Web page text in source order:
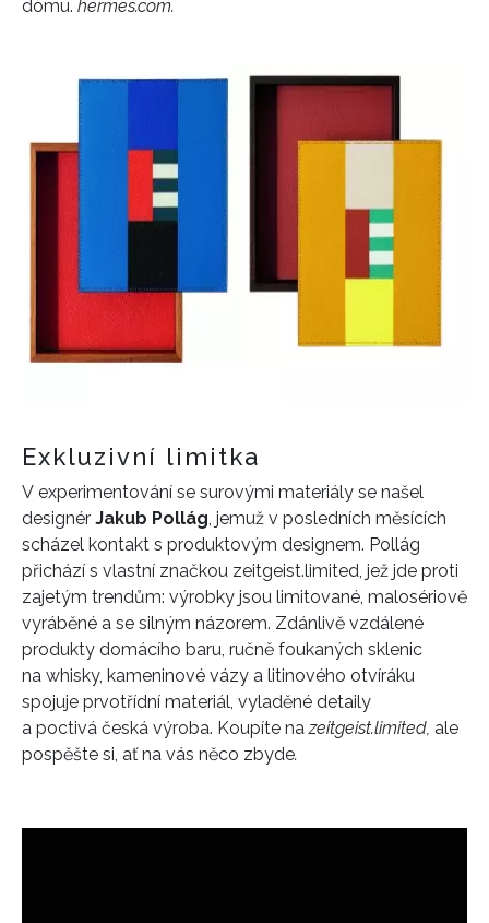
domu. hermes.com.
Exkluzivní limitka
V experimentování se surovými materiály se našel
designér Jakub Pollág, jemuž v posledních měsících
scházel kontakt s produktovým designem. Pollág
přichází s vlastní značkou zeitgeist.limited, jež jde proti
zajetým trendům: výrobky jsou limitované, malosériově
vyráběné a se silným názorem. Zdánlivě vzdálené
produkty domácího baru, ručně foukaných sklenic
na whisky, kameninové vázy a litinového otvíráku
spojuje prvotřídní materiál, vyladěné detaily
a poctivá česká výroba. Koupíte nazeitgeist.limited, ale
pospěšte si, ať na vás něco zbyde.